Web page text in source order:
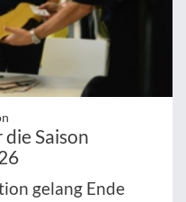
Saison
gelang Ende